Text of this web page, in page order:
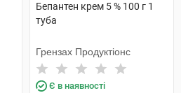
Бепантен крем 5 % 100 г 1
туба
Грензах Продуктіонс
Є в наявності